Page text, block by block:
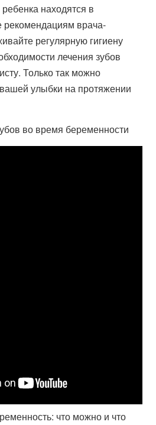
находятся в
рекомендациям врача-
регулярную гигиену
лечения зубов
Только так можно
улыбки на протяжении
во время беременности
что можно и что